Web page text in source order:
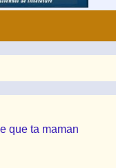
que ta maman